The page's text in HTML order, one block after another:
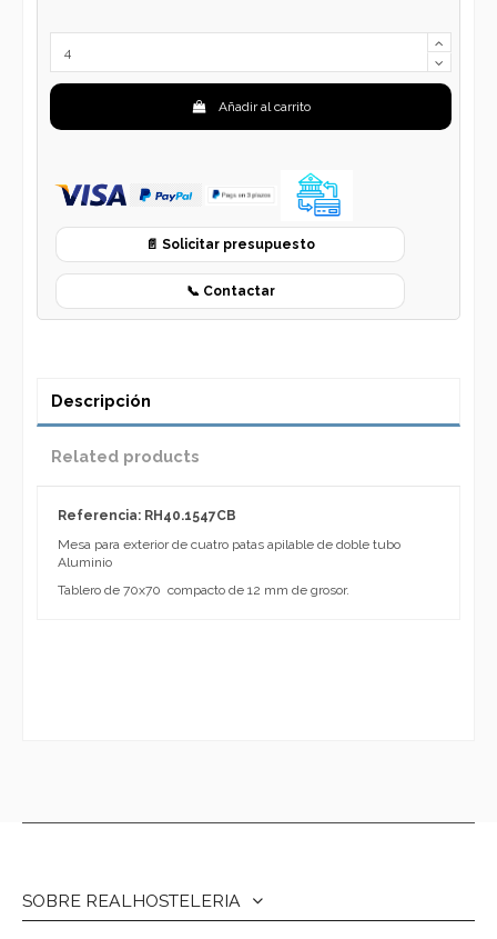
Añadir al carrito
📄 Solicitar presupuesto
📞 Contactar
Descripción
Related products
Referencia: RH40.1547CB
Mesa para exterior de cuatro patas apilable de doble tubo
Aluminio
Tablero de 70x70 compacto de 12 mm de grosor.
SOBRE REALHOSTELERIA